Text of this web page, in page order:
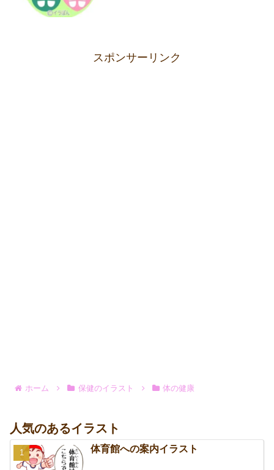
スポンサーリンク
ホーム 保健のイラスト 体の健康
人気のあるイラスト
体育館への案内イラスト